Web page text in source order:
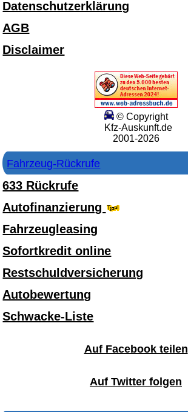
Datenschutzerklärung
AGB
Disclaimer
© Copyright
Kfz-Auskunft.de
2001-2026
Fahrzeug-Rückrufe
633 Rückrufe
Autofinanzierung
Fahrzeugleasing
Sofortkredit online
Restschuldversicherung
Autobewertung
Schwacke-Liste
Auf Facebook teilen
Auf Twitter folgen